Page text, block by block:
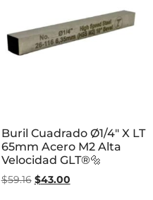
Buril Cuadrado Ø1/4″ X LT
65mm Acero M2 Alta
Velocidad GLT®🔩
$59.16 $43.00